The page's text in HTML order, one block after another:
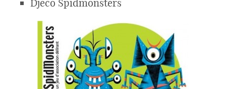
Djeco Spidmonsters